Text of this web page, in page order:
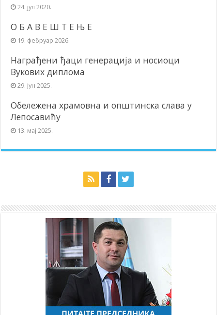
24. јул 2020.
О Б А В Е Ш Т Е Њ Е
19. фебруар 2026.
Награђени ђаци генерација и носиоци
Вукових диплома
29. јун 2025.
Обележена храмовна и општинска слава у
Лепосавићу
13. мај 2025.